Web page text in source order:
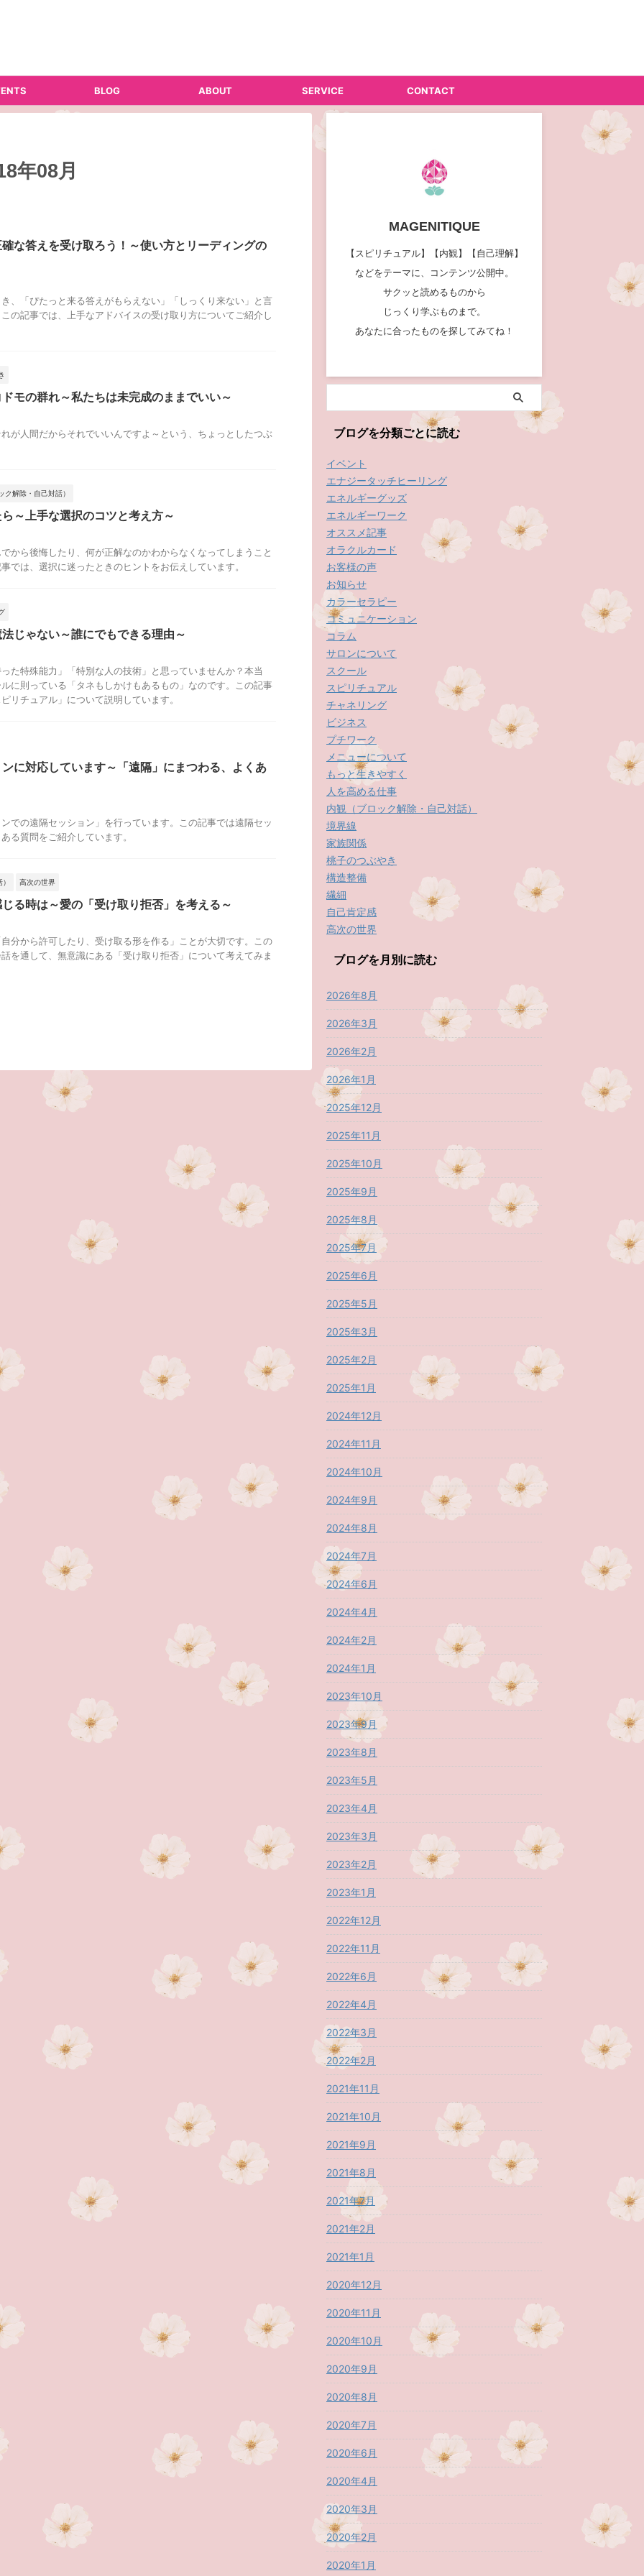
BLOG ABOUT SERVICE CONTACT
年08月
な答えを受け取ろう！～使い方とリーディングの
、「ぴたっと来る答えがもらえない」「しっくり来ない」と言
の記事では、上手なアドバイスの受け取り方についてご紹介し
モの群れ～私たちは未完成のままでいい～
が人間だからそれでいいんですよ～という、ちょっとしたつぶ
ク解除・自己対話）
～上手な選択のコツと考え方～
から後悔したり、何が正解なのかわからなくなってしまうこと
では、選択に迷ったときのヒントをお伝えしています。
じゃない～誰にでもできる理由～
た特殊能力」「特別な人の技術」と思っていませんか？本当
に則っている「タネもしかけもあるもの」なのです。この記事
リチュアル」について説明しています。
に対応しています～「遠隔」にまつわる、よくあ
での遠隔セッション」を行っています。この記事では遠隔セッ
る質問をご紹介しています。
高次の世界
る時は～愛の「受け取り拒否」を考える～
分から許可したり、受け取る形を作る」ことが大切です。この
を通して、無意識にある「受け取り拒否」について考えてみま
MAGENITIQUE
【スピリチュアル】【内観】【自己理解】
などをテーマに、コンテンツ公開中。
サクッと読めるものから
じっくり学ぶものまで。
あなたに合ったものを探してみてね！
ブログを分類ごとに読む
イベント
エナジータッチヒーリング
エネルギーグッズ
エネルギーワーク
オススメ記事
オラクルカード
お客様の声
お知らせ
カラーセラピー
コミュニケーション
コラム
サロンについて
スクール
スピリチュアル
チャネリング
ビジネス
プチワーク
メニューについて
もっと生きやすく
人を高める仕事
内観（ブロック解除・自己対話）
境界線
家族関係
桃子のつぶやき
構造整備
繊細
自己肯定感
高次の世界
ブログを月別に読む
2026年8月
2026年3月
2026年2月
2026年1月
2025年12月
2025年11月
2025年10月
2025年9月
2025年8月
2025年7月
2025年6月
2025年5月
2025年3月
2025年2月
2025年1月
2024年12月
2024年11月
2024年10月
2024年9月
2024年8月
2024年7月
2024年6月
2024年4月
2024年2月
2024年1月
2023年10月
2023年9月
2023年8月
2023年5月
2023年4月
2023年3月
2023年2月
2023年1月
2022年12月
2022年11月
2022年6月
2022年4月
2022年3月
2022年2月
2021年11月
2021年10月
2021年9月
2021年8月
2021年7月
2021年2月
2021年1月
2020年12月
2020年11月
2020年10月
2020年9月
2020年8月
2020年7月
2020年6月
2020年4月
2020年3月
2020年2月
2020年1月